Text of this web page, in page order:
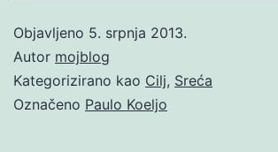
Objavljeno 5. srpnja 2013.
Autor mojblog
Kategorizirano kao Cilj, Sreća
Označeno Paulo Koeljo